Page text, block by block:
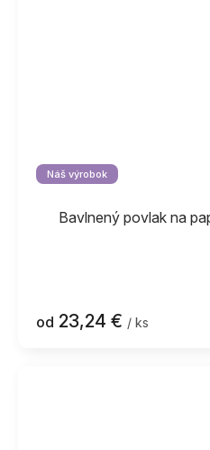
Náš výrobok
Bavlnený povlak na
od 23,24 € / ks